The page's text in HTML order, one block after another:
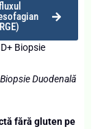
Duodenală
fără gluten pe